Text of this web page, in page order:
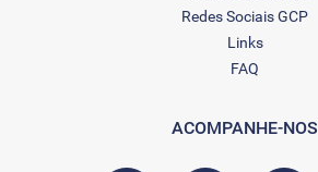
Redes Sociais GCP
Links
FAQ
ACOMPANHE-NOS